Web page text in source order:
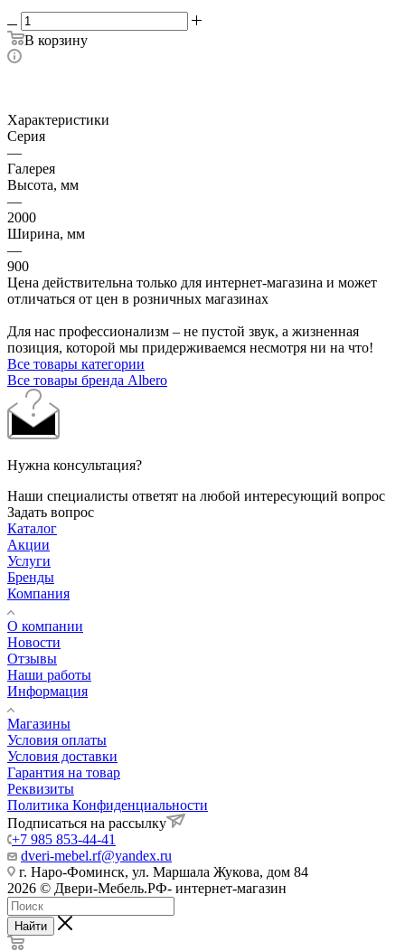
В корзину
Характеристики
Серия
—
Галерея
Высота, мм
—
2000
Ширина, мм
—
900
Цена действительна только для интернет-магазина и может
отличаться от цен в розничных магазинах
Для нас профессионализм – не пустой звук, а жизненная
позиция, которой мы придерживаемся несмотря ни на что!
Все товары категории
Все товары бренда Albero
Нужна консультация?
Наши специалисты ответят на любой интересующий вопрос
Задать вопрос
Каталог
Акции
Услуги
Бренды
Компания
О компании
Новости
Отзывы
Наши работы
Информация
Магазины
Условия оплаты
Условия доставки
Гарантия на товар
Реквизиты
Политика Конфиденциальности
Подписаться на рассылку
+7 985 853-44-41
dveri-mebel.rf@yandex.ru
г. Наро-Фоминск, ул. Маршала Жукова, дом 84
2026 © Двери-Мебель.РФ- интернет-магазин
Найти